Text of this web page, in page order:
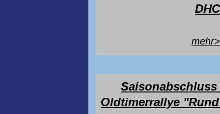
Saisonabschluss
Oldtimerrallye